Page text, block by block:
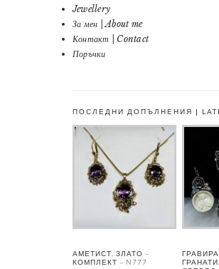
Jewellery
За мен | About me
Контакт | Contact
Поръчки
ПОСЛЕДНИ ДОПЪЛНЕНИЯ |
АМЕТИСТ, ЗЛАТО –
КОМПЛЕКТ – N777